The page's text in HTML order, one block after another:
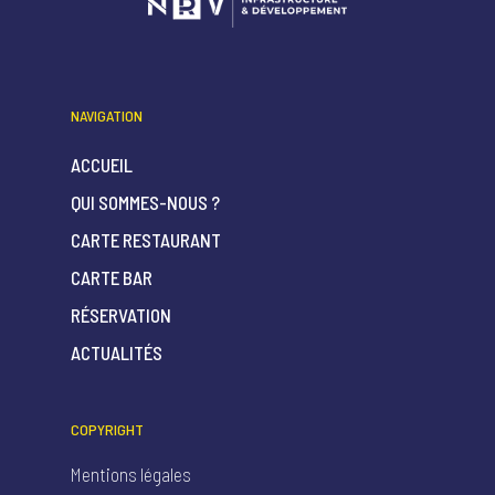
NAVIGATION
ACCUEIL
QUI SOMMES-NOUS ?
CARTE RESTAURANT
CARTE BAR
RÉSERVATION
ACTUALITÉS
COPYRIGHT
Mentions légales